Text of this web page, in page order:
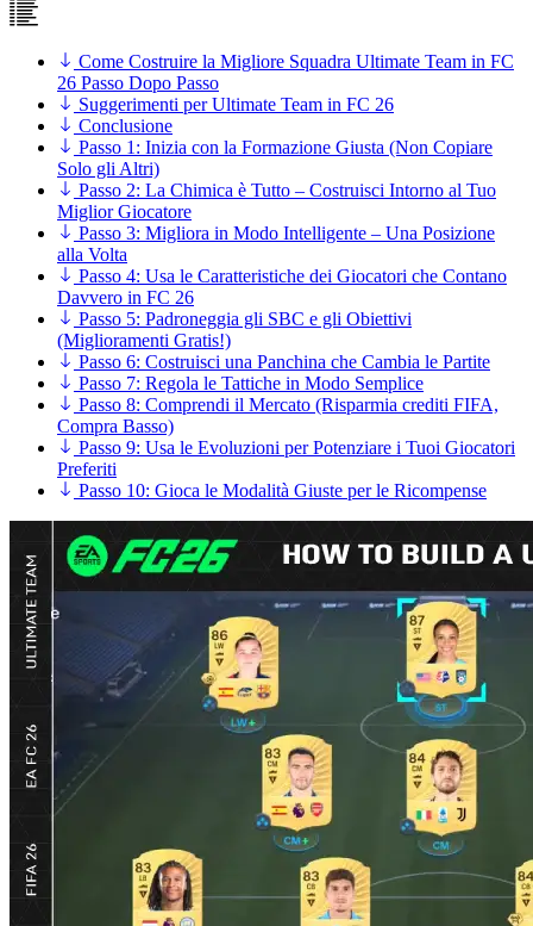
Come Costruire la Migliore Squadra Ultimate Team in FC
26 Passo Dopo Passo
Suggerimenti per Ultimate Team in FC 26
Conclusione
Passo 1: Inizia con la Formazione Giusta (Non Copiare
Solo gli Altri)
Passo 2: La Chimica è Tutto – Costruisci Intorno al Tuo
Miglior Giocatore
Passo 3: Migliora in Modo Intelligente – Una Posizione
alla Volta
Passo 4: Usa le Caratteristiche dei Giocatori che Contano
Davvero in FC 26
Passo 5: Padroneggia gli SBC e gli Obiettivi
(Miglioramenti Gratis!)
Passo 6: Costruisci una Panchina che Cambia le Partite
Passo 7: Regola le Tattiche in Modo Semplice
Passo 8: Comprendi il Mercato (Risparmia crediti FIFA,
Compra Basso)
Passo 9: Usa le Evoluzioni per Potenziare i Tuoi Giocatori
Preferiti
Passo 10: Gioca le Modalità Giuste per le Ricompense